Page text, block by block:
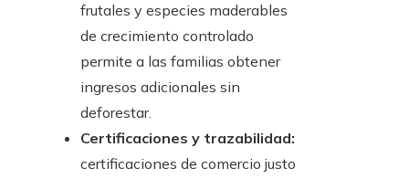
frutales y especies maderables
de crecimiento controlado
permite a las familias obtener
ingresos adicionales sin
deforestar.
Certificaciones y trazabilidad:
certificaciones de comercio justo